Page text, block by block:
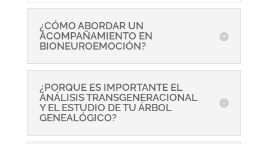
¿CÓMO ABORDAR UN
ACOMPAÑAMIENTO EN
BIONEUROEMOCIÓN?
¿PORQUE ES IMPORTANTE EL
ANÁLISIS TRANSGENERACIONAL
Y EL ESTUDIO DE TU ÁRBOL
GENEALÓGICO?